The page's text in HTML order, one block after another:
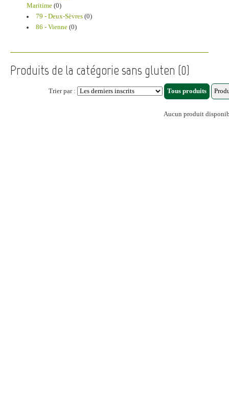
Maritime (0)
79 - Deux-Sèvres(0)
86 - Vienne(0)
Produits de la catégorie sans gluten (0)
Trier par :
Aucun produit